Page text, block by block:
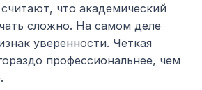
что академический
сложно. На самом деле
уверенности. Четкая
профессиональнее, чем